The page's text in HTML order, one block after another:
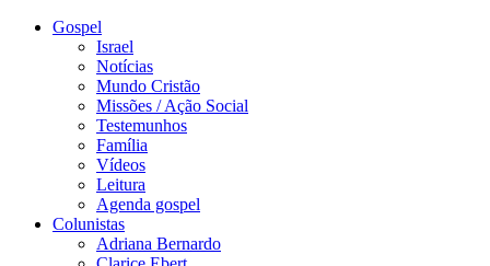
Gospel
Israel
Notícias
Mundo Cristão
Missões / Ação Social
Testemunhos
Família
Vídeos
Leitura
Agenda gospel
Colunistas
Adriana Bernardo